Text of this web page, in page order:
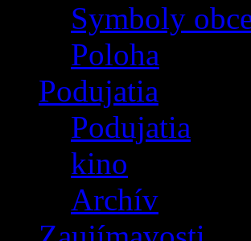
Symboly
Poloha
Podujatia
Podujatia
kino
Archív